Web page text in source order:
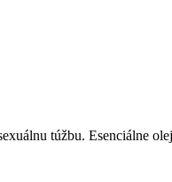
túžbu. Esenciálne